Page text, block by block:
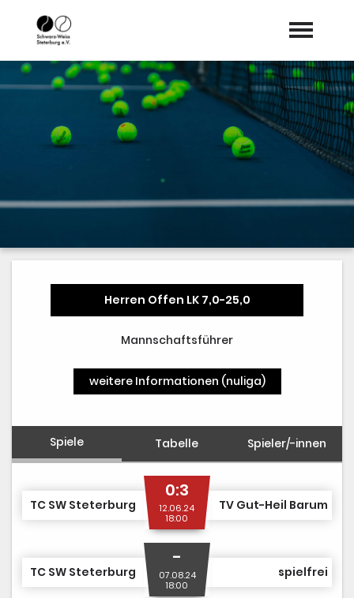
Startseite
expand_more
Anmeldung
Dokumente
Sponsoren
Herren Offen LK 7,0-25,0
Mannschaftsführer
weitere Informationen (nuliga)
Spiele Tabelle Spieler/-innen
TC SW Steterburg
0:3
12.06.24
18:00
TV Gut-Heil Barum
TC SW Steterburg
-
07.08.24
18:00
spielfrei